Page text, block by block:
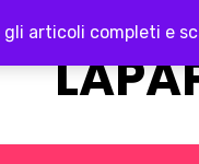
gli articoli completi e